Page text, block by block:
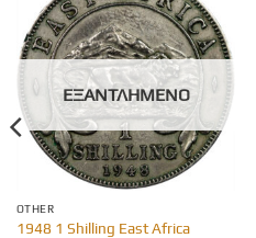
ΕΞΑΝΤΛΗΜΈΝΟ
OTHER
1948 1 Shilling East Africa